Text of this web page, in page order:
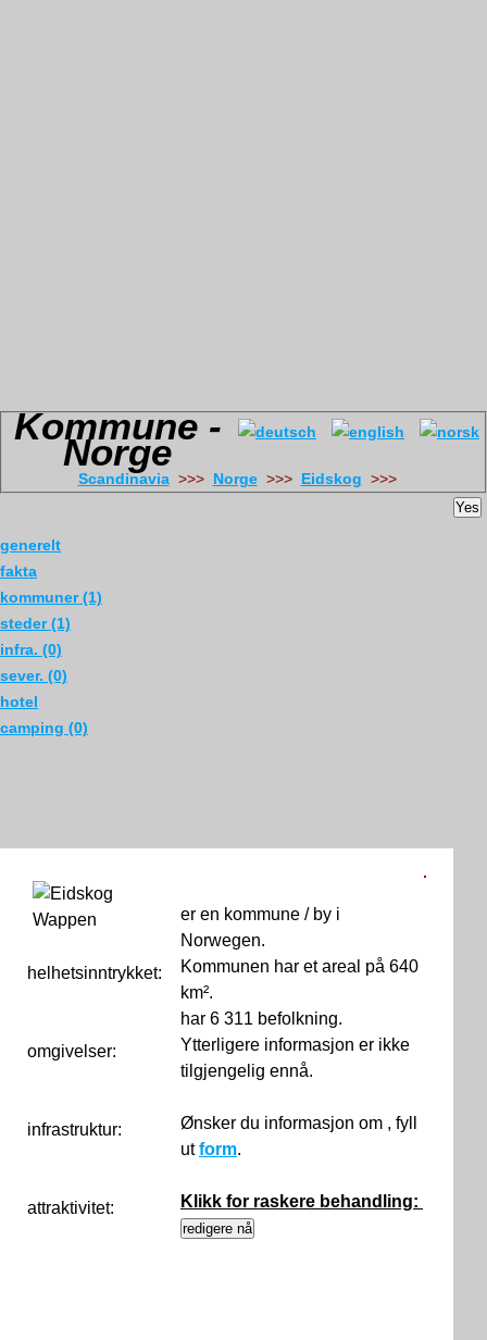
Kommune -
Norge
Scandinavia>>> Norge>>> Eidskog
generelt
fakta
kommuner (1)
steder (1)
infra. (0)
sever. (0)
hotel
camping (0)
helhetsinntrykket:
omgivelser:
infrastruktur:
attraktivitet:
er en kommune / by i
Norwegen.
Kommunen har et areal på 640
km².
har 6 311 befolkning.
Ytterligere informasjon er ikke
tilgjengelig ennå.
Ønsker du informasjon om , fyll
utform.
Klikk for raskere behandling:
Yes